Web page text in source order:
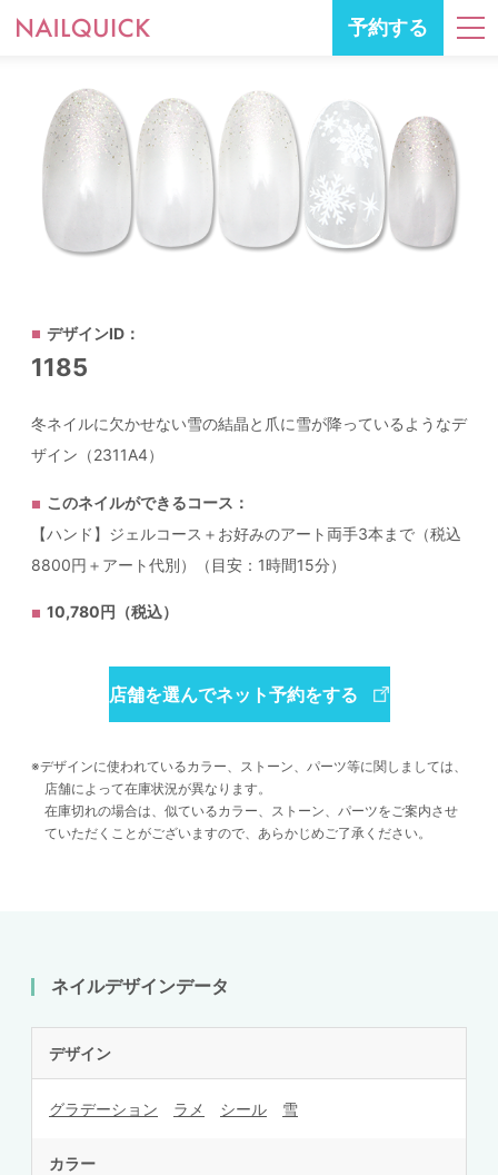
予約する
デザインID：
1185
冬ネイルに欠かせない雪の結晶と爪に雪が降っているようなデ
ザイン（2311A4）
このネイルができるコース：
【ハンド】ジェルコース＋お好みのアート両手3本まで（税込
8800円＋アート代別）（目安：1時間15分）
10,780円（税込）
店舗を選んでネット予約をする
デザインに使われているカラー、ストーン、パーツ等に関しましては、
店舗によって在庫状況が異なります。
在庫切れの場合は、似ているカラー、ストーン、パーツをご案内させ
ていただくことがございますので、あらかじめご了承ください。
ネイルデザインデータ
デザイン
グラデーション ラメ シール 雪
カラー